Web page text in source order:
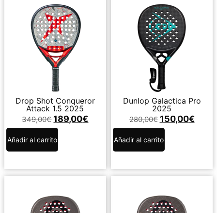
Drop Shot Conqueror
Attack 1.5 2025
349,00€ 189,00€
Añadir al carrito
Dunlop Galactica Pro
2025
280,00€ 150,00€
Añadir al carrito